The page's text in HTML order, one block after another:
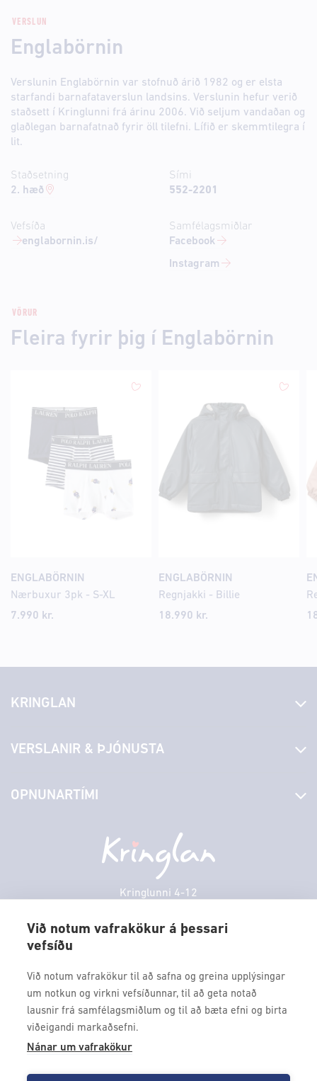
Við notum vafrakökur á þessari
vefsíðu
Við notum vafrakökur til að safna og greina upplýsingar
um notkun og virkni vefsíðunnar, til að geta notað
lausnir frá samfélagsmiðlum og til að bæta efni og birta
viðeigandi markaðsefni.
Nánar um vafrakökur
VERSLUN
Englabörnin
Verslunin Englabörnin var stofnuð árið 1982 og er elsta
starfandi barnafataverslun landsins. Verslunin hefur verið
staðsett í Kringlunni frá árinu 2006. Við seljum vandaðan og
glaðlegan barnafatnað fyrir öll tilefni. Lífið er skemmtilegra í
lit.
Staðsetning
2. hæð
Vefsíða
englabornin.is/
Sími
552-2201
Samfélagsmiðlar
Facebook
Instagram
VÖRUR
Fleira fyrir þig í Englabörnin
ENGLABÖRNIN
Nærbuxur 3pk - S-XL
7.990 kr.
ENGLABÖRNIN
Regnjakki - Billie
18.990 kr.
Kringlunni 4-12
kringlan@kringlan.is
KRINGLAN
Laus störf
Hafðu samband
Persónuverndarstefna
VERSLANIR & ÞJÓNUSTA
Borgarbókasafn
Borgarleikhúsið
Ævintýraland
OPNUNARTÍMI
Laugardagur
VERTU MEÐ
Fáðu forskot á dagskrána okkar og sértilboð með því að skrá